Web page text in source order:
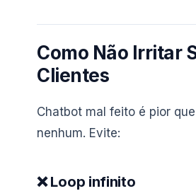
Como Não Irritar
Clientes
Chatbot mal feito é pior
nenhum. Evite:
❌ Loop infinito